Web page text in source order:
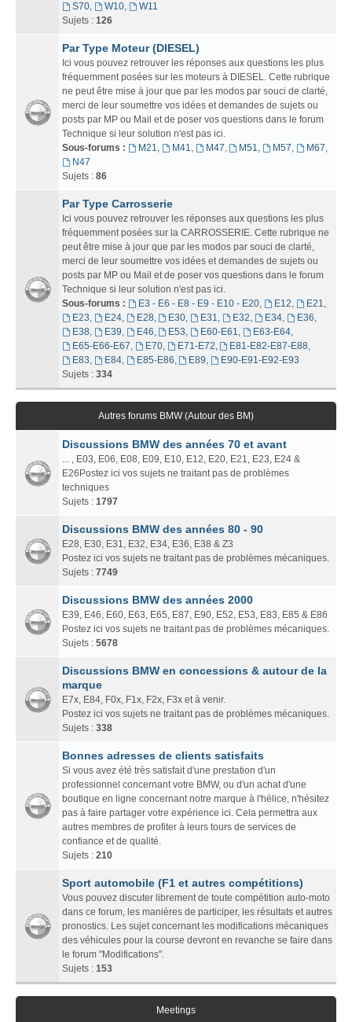
S70, W10,
W11
Sujets : 126
Par Type Moteur (DIESEL)
Ici vous pouvez retrouver les réponses aux questions les plus
fréquemment posées sur les moteurs à DIESEL. Cette rubrique
ne peut être mise à jour que par les modos par souci de clarté,
merci de leur soumettre vos idées et demandes de sujets ou
posts par MP ou Mail et de poser vos questions dans le forum
Technique si leur solution n'est pas ici.
Sous-forums :
M21, M41, M47, M51, M57, M67,
N47
Sujets : 86
Par Type Carrosserie
Ici vous pouvez retrouver les réponses aux questions les plus
fréquemment posées sur la CARROSSERIE. Cette rubrique ne
peut être mise à jour que par les modos par souci de clarté,
merci de leur soumettre vos idées et demandes de sujets ou
posts par MP ou Mail et de poser vos questions dans le forum
Technique si leur solution n'est pas ici.
Sous-forums :
E3 - E6 - E8 - E9 - E10 - E20, E12, E21,
E23, E24, E28, E30, E31, E32, E34, E36,
E38, E39, E46, E53, E60-E61, E63-E64,
E65-E66-E67, E70, E71-E72, E81-E82-E87-E88,
E83, E84, E85-E86, E89,
E90-E91-E92-E93
Sujets : 334
Autres forums BMW (Autour des BM)
Discussions BMW des années 70 et avant
... , E03, E06, E08, E09, E10, E12, E20, E21, E23, E24 &
E26Postez ici vos sujets ne traitant pas de problèmes
techniques
Sujets : 1797
Discussions BMW des années 80 - 90
E28, E30, E31, E32, E34, E36, E38 & Z3
Postez ici vos sujets ne traitant pas de problèmes mécaniques.
Sujets : 7749
Discussions BMW des années 2000
E39, E46, E60, E63, E65, E87, E90, E52, E53, E83, E85 & E86
Postez ici vos sujets ne traitant pas de problèmes mécaniques.
Sujets : 5678
Discussions BMW en concessions & autour de la
marque
E7x, E84, F0x, F1x, F2x, F3x et à venir.
Postez ici vos sujets ne traitant pas de problèmes mécaniques.
Sujets : 338
Bonnes adresses de clients satisfaits
Si vous avez été très satisfait d'une prestation d'un
professionnel concernant votre BMW, ou d'un achat d'une
boutique en ligne concernant notre marque à l'hélice, n'hésitez
pas à faire partager votre expérience ici. Cela permettra aux
autres membres de profiter à leurs tours de services de
confiance et de qualité.
Sujets : 210
Sport automobile (F1 et autres compétitions)
Vous pouvez discuter librement de toute compétition auto-moto
dans ce forum, les manières de participer, les résultats et autres
pronostics. Les sujet concernant les modifications mécaniques
des véhicules pour la course devront en revanche se faire dans
le forum "Modifications".
Sujets : 153
Meetings